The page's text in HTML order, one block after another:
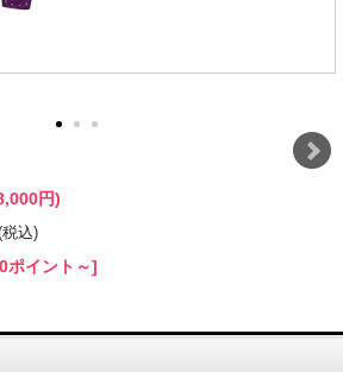
円)
込)
イント～]